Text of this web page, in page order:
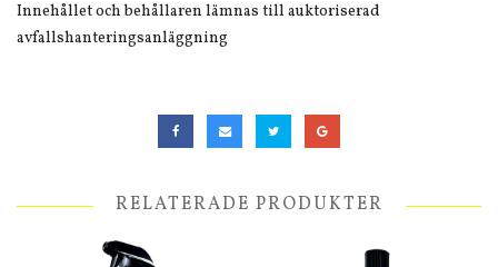
Innehållet och behållaren lämnas till auktoriserad
avfallshanteringsanläggning
RELATERADE PRODUKTER